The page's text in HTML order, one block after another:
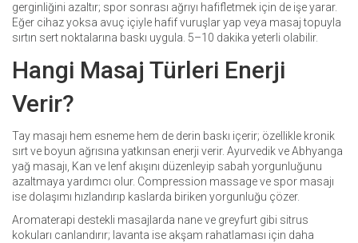
gerginliğini azaltır; spor sonrası ağrıyı hafifletmek için de işe yarar.
Eğer cihaz yoksa avuç içiyle hafif vuruşlar yap veya masaj topuyla
sırtın sert noktalarına baskı uygula. 5–10 dakika yeterli olabilir.
Hangi Masaj Türleri Enerji
Verir?
Tay masajı hem esneme hem de derin baskı içerir; özellikle kronik
sırt ve boyun ağrısına yatkınsan enerji verir. Ayurvedik ve Abhyanga
yağ masajı, Kan ve lenf akışını düzenleyip sabah yorgunluğunu
azaltmaya yardımcı olur. Compression massage ve spor masajı
ise dolaşımı hızlandırıp kaslarda biriken yorgunluğu çözer.
Aromaterapi destekli masajlarda nane ve greyfurt gibi sitrus
kokuları canlandırır; lavanta ise akşam rahatlaması için daha